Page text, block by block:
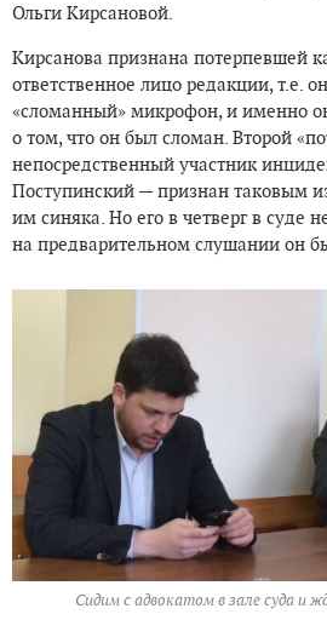
Ольги Кирсановой.
Кирсанова признана потерпевшей
ответственное лицо редакции, т.е.
«сломанный» микрофон, и именно
о том, что он был сломан. Второй
непосредственный участник
Поступинский — признан таковым
им синяка. Но его в четверг в суде
на предварительном слушании он
Сидим с адвокатом в зале суда и